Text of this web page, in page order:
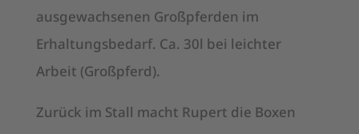
ausgewachsenen Großpferden im
Erhaltungsbedarf. Ca. 30l bei leichter
Arbeit (Großpferd).
Zurück im Stall macht Rupert die Boxen